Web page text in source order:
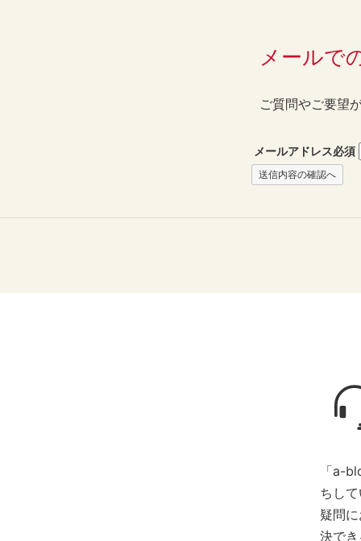
メールで
ご質問やご要望
メールアドレス必須
送信内容の確認へ
「a-
ちし
疑問
決でき